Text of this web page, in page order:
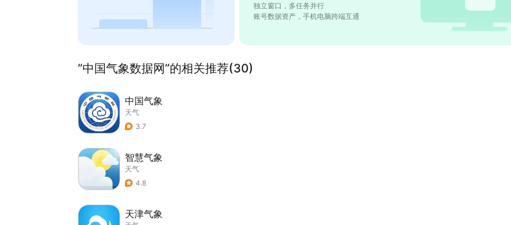
独立窗口，多任务并行
账号数据资产，手机电脑跨端互通
“中国气象数据网”的相关推荐(30)
中国气象
天气
3.7
智慧气象
天气
4.8
天津气象